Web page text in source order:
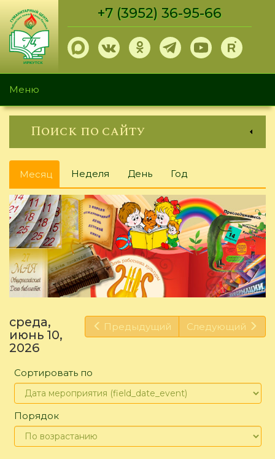
Перейти
основному
содержанию
+7 (3952) 36-95-66
Меню
Поиск по сайту
Главные
вкладки
Месяц (активная
вкладка)
Неделя День Год
Предыдущий Следующий
среда,
июнь 10,
2026
Сортировать по
Порядок